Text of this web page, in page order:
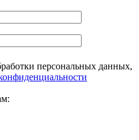
персональных данных,